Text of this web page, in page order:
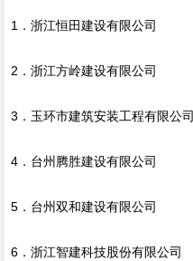
1．浙江恒田建设有限公司
2．浙江方岭建设有限公司
3．玉环市建筑安装工程有限公司
4．台州腾胜建设有限公司
5．台州双和建设有限公司
6．浙江智建科技股份有限公司